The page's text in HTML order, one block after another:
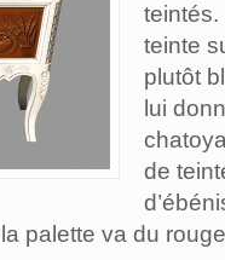
teinte
plutôt
lui
de
palette va du